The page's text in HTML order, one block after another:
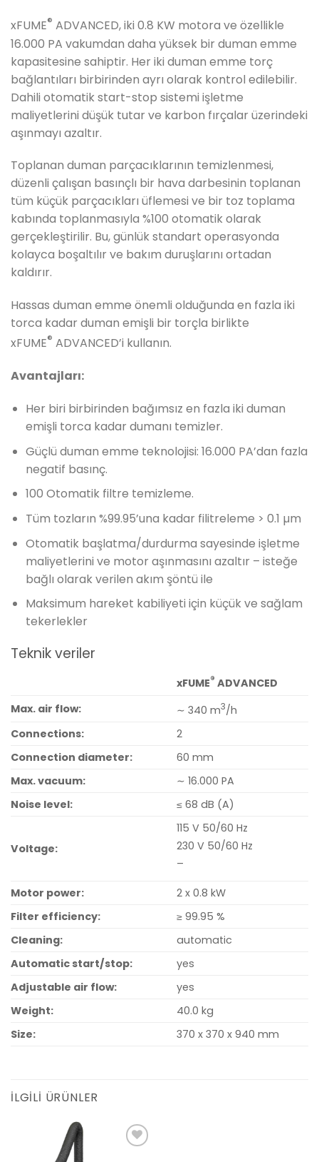
xFUME® ADVANCED, iki 0.8 KW motora ve özellikle
16.000 PA vakumdan daha yüksek bir duman emme
kapasitesine sahiptir. Her iki duman emme torç
bağlantıları birbirinden ayrı olarak kontrol edilebilir.
Dahili otomatik start-stop sistemi işletme
maliyetlerini düşük tutar ve karbon fırçalar üzerindeki
aşınmayı azaltır.
Toplanan duman parçacıklarının temizlenmesi,
düzenli çalışan basınçlı bir hava darbesinin toplanan
tüm küçük parçacıkları üflemesi ve bir toz toplama
kabında toplanmasıyla %100 otomatik olarak
gerçekleştirilir. Bu, günlük standart operasyonda
kolayca boşaltılır ve bakım duruşlarını ortadan
kaldırır.
Hassas duman emme önemli olduğunda en fazla iki
torca kadar duman emişli bir torçla birlikte
xFUME® ADVANCED’i kullanın.
Avantajları:
Her biri birbirinden bağımsız en fazla iki duman
emişli torca kadar dumanı temizler.
Güçlü duman emme teknolojisi: 16.000 PA’dan fazla
negatif basınç.
100 Otomatik filtre temizleme.
Tüm tozların %99.95’una kadar filitreleme > 0.1 µm
Otomatik başlatma/durdurma sayesinde işletme
maliyetlerini ve motor aşınmasını azaltır – isteğe
bağlı olarak verilen akım şöntü ile
Maksimum hareket kabiliyeti için küçük ve sağlam
tekerlekler
Teknik veriler
xFUME® ADVANCED
Max. air flow:
∼ 340 m3/h
Connections:
2
Connection diameter:
60 mm
Max. vacuum:
∼ 16.000 PA
Noise level:
≤ 68 dB (A)
Voltage:
115 V 50/60 Hz
230 V 50/60 Hz
–
Motor power:
2 x 0.8 kW
Filter efficiency:
≥ 99.95 %
Cleaning:
automatic
Automatic start/stop:
yes
Adjustable air flow:
yes
Weight:
40.0 kg
Size:
370 x 370 x 940 mm
İLGILI ÜRÜNLER